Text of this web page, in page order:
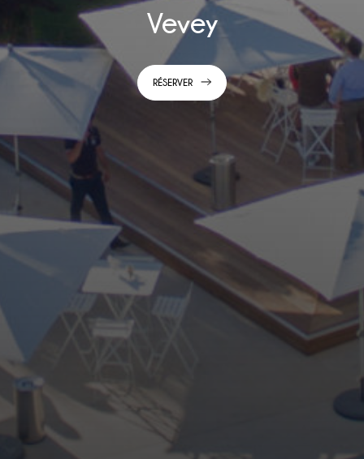
Vevey
RÉSERVER